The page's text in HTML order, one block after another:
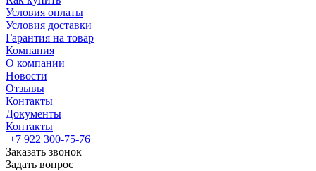
Условия оплаты
Условия доставки
Гарантия на товар
Компания
О компании
Новости
Отзывы
Контакты
Документы
Контакты
+7 922 300-75-76
Заказать звонок
Задать вопрос